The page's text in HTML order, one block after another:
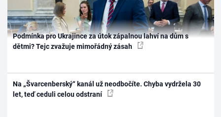
Podmínka pro Ukrajince za útok zápalnou lahví na dům s
dětmi? Tejc zvažuje mimořádný zásah
Na „Švarcenberský“ kanál už neodbočíte. Chyba vydržela 30
let, teď ceduli celou odstraní